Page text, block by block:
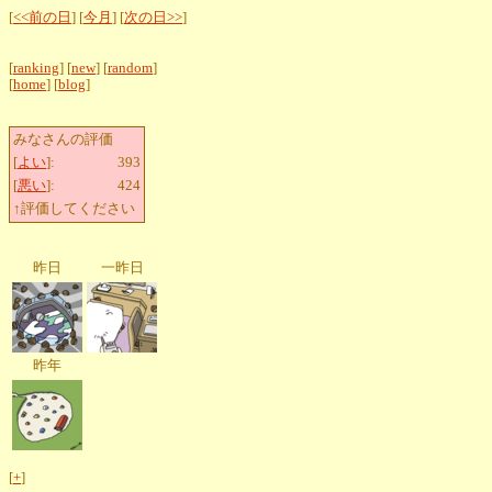
[<<前の日 ] [今月 ] [次の日>>]
[ranking] [new] [random]
[home] [blog]
みなさんの評価
[よい]:
393
[悪い]:
424
↑評価してください
昨日 一昨日
昨年
[+]